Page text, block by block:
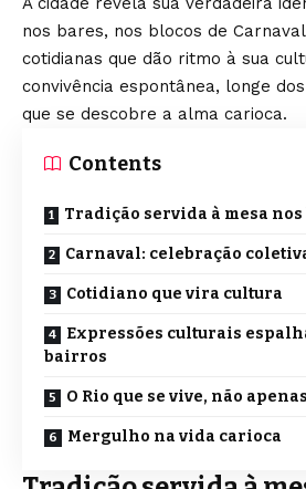
nos bares, nos blocos de
cotidianas que dão ritmo à sua
convivência espontânea, longe
que se descobre a alma carioca.
Contents
Tradição servida à mesa nos
Carnaval: celebração
Cotidiano que vira cultura
Expressões culturais
bairros
O Rio que se vive, não
Mergulho na vida carioca